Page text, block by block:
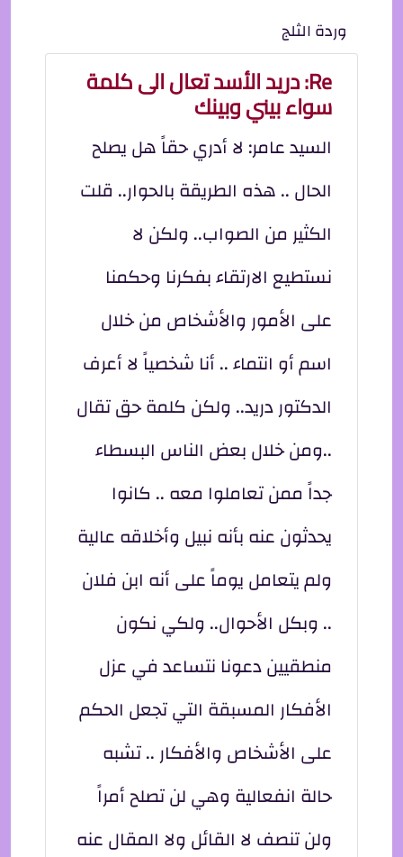
وردة الثلج
Re: دريد الأسد تعال الى كلمة
سواء بيني وبينك
السيد عامر: لا أدري حقاً هل يصلح
الحال .. هذه الطريقة بالحوار.. قلت
الكثير من الصواب.. ولكن لا
نستطيع الارتقاء بفكرنا وحكمنا
على الأمور والأشخاص من خلال
اسم أو انتماء .. أنا شخصياً لا أعرف
الدكتور دريد.. ولكن كلمة حق تقال
..ومن خلال بعض الناس البسطاء
جداً ممن تعاملوا معه .. كانوا
يحدثون عنه بأنه نبيل وأخلاقه عالية
ولم يتعامل يوماً على أنه ابن فلان
.. وبكل الأحوال.. ولكي نكون
منطقيين دعونا نتساعد في عزل
الأفكار المسبقة التي تجعل الحكم
على الأشخاص والأفكار .. تشبه
حالة انفعالية وهي لن تصلح أمراً
ولن تنصف لا القائل ولا المقال عنه